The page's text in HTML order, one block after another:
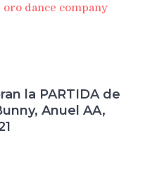
oro dance company
la PARTIDA de
Anuel AA,